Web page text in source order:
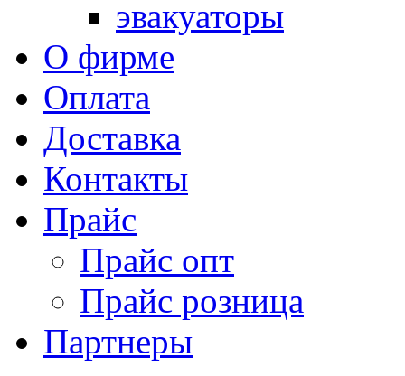
эвакуаторы
О фирме
Оплата
Доставка
Контакты
Прайс
Прайс опт
Прайс розница
Партнеры